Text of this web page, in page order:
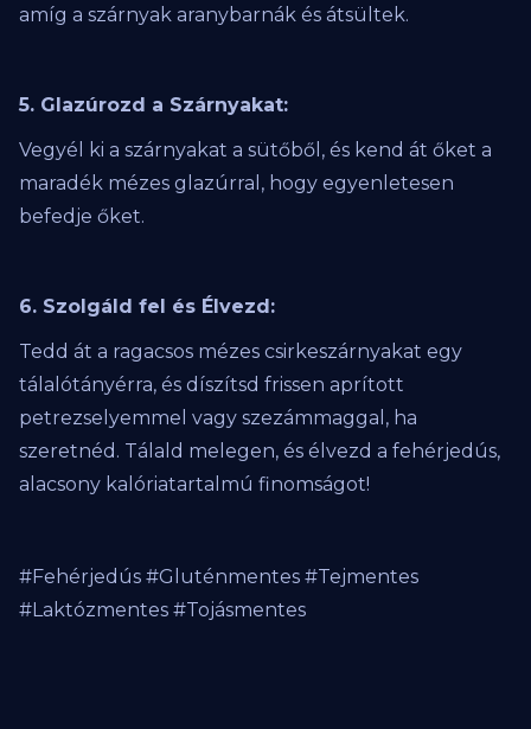
amíg a szárnyak aranybarnák és átsültek.
5. Glazúrozd a Szárnyakat:
Vegyél ki a szárnyakat a sütőből, és kend át őket a
maradék mézes glazúrral, hogy egyenletesen
befedje őket.
6. Szolgáld fel és Élvezd:
Tedd át a ragacsos mézes csirkeszárnyakat egy
tálalótányérra, és díszítsd frissen aprított
petrezselyemmel vagy szezámmaggal, ha
szeretnéd. Tálald melegen, és élvezd a fehérjedús,
alacsony kalóriatartalmú finomságot!
#Fehérjedús #Gluténmentes #Tejmentes
#Laktózmentes #Tojásmentes